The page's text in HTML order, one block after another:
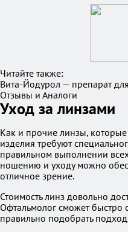
Читайте также:
Вита-Йодурол — препарат
Отзывы и Аналоги
Уход за линзами
Как и прочие линзы,
изделия требуют
правильном выполнении
ношению и уходу можно
отличное зрение.
Стоимость линз довольно
Офтальмолог сможет быстро
правильно подобрать